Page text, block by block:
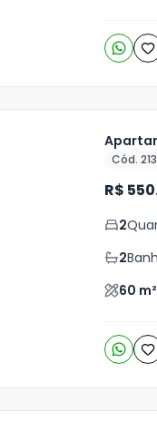
Cód.
R$
2
2
60 m²